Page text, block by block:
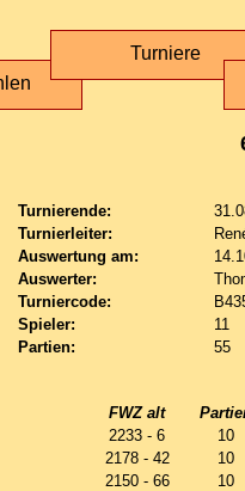
Turniere
Turnierende:
Turnierleiter:
Auswertung am:
Auswerter:
Turniercode:
Spieler:
11
Partien:
55
FWZ alt
2233 - 6
10
2178 - 42
10
2150 - 66
10